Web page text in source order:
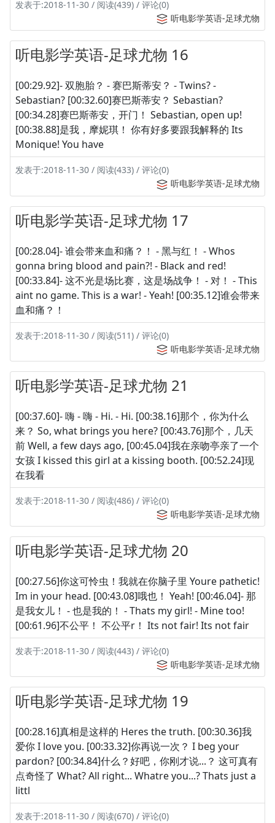
发表于:2018-11-30 / 阅读(439) / 评论(0)
听电影学英语-足球尤物
听电影学英语-足球尤物 16
[00:29.92]- 双胞胎？ - 赛巴斯蒂安？ - Twins? -
Sebastian? [00:32.60]赛巴斯蒂安？ Sebastian?
[00:34.28]赛巴斯蒂安，开门！ Sebastian, open up!
[00:38.88]是我，摩妮琪！ 你有好多要跟我解释的 Its
Monique! You have
发表于:2018-11-30 / 阅读(433) / 评论(0)
听电影学英语-足球尤物
听电影学英语-足球尤物 17
[00:28.04]- 谁会带来血和痛？！ - 黑与红！ - Whos
gonna bring blood and pain?! - Black and red!
[00:33.84]- 这不光是场比赛，这是场战争！ - 对！ - This
aint no game. This is a war! - Yeah! [00:35.12]谁会带来
血和痛？！
发表于:2018-11-30 / 阅读(511) / 评论(0)
听电影学英语-足球尤物
听电影学英语-足球尤物 21
[00:37.60]- 嗨 - 嗨 - Hi. - Hi. [00:38.16]那个，你为什么
来？ So, what brings you here? [00:43.76]那个，几天
前 Well, a few days ago, [00:45.04]我在亲吻亭亲了一个
女孩 I kissed this girl at a kissing booth. [00:52.24]现
在我看
发表于:2018-11-30 / 阅读(486) / 评论(0)
听电影学英语-足球尤物
听电影学英语-足球尤物 20
[00:27.56]你这可怜虫！我就在你脑子里 Youre pathetic!
Im in your head. [00:43.08]哦也！ Yeah! [00:46.04]- 那
是我女儿！ - 也是我的！ - Thats my girl! - Mine too!
[00:61.96]不公平！ 不公平r！ Its not fair! Its not fair
发表于:2018-11-30 / 阅读(443) / 评论(0)
听电影学英语-足球尤物
听电影学英语-足球尤物 19
[00:28.16]真相是这样的 Heres the truth. [00:30.36]我
爱你 I love you. [00:33.32]你再说一次？ I beg your
pardon? [00:34.84]什么？好吧，你刚才说...？ 这可真有
点奇怪了 What? All right... Whatre you...? Thats just a
littl
发表于:2018-11-30 / 阅读(670) / 评论(0)